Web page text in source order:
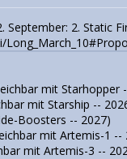
September: 2. Static
mit Starhopper
mit Starship --
Boosters -- 2027)
mit Artemis-1 --
mit Artemis-3 --